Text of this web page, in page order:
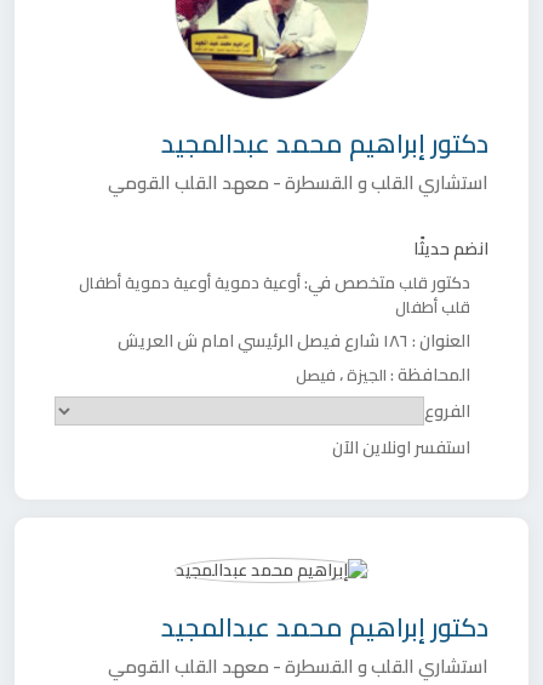
دكتورإبراهيم محمد عبدالمجيد
استشاري القلب و القسطرة - معهد القلب القومي
انضم حديثًا
دكتور قلب متخصص في:أوعية دمويةأوعية دموية أطفال
قلب أطفال
العنوان :١٨٦ شارع فيصل الرئيسي امام ش العريش
المحافظة :الجيزة،فيصل
الفروع
استفسر اونلاين الآن
دكتورإبراهيم محمد عبدالمجيد
استشاري القلب و القسطرة - معهد القلب القومي